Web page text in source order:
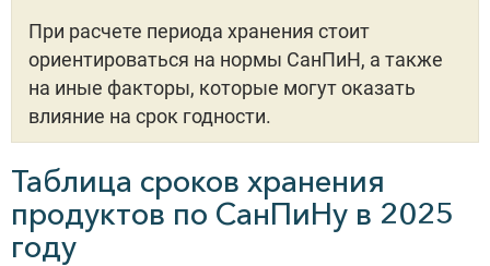
При расчете периода хранения стоит
ориентироваться на нормы СанПиН, а также
на иные факторы, которые могут оказать
влияние на срок годности.
Таблица сроков хранения
продуктов по СанПиНу в 2025
году